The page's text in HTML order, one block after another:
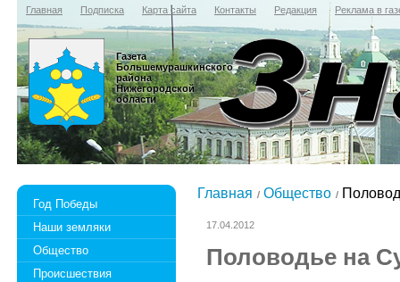
Главная Подписка Карта сайта Контакты Редакция Реклама в
Газета
Большемурашкинского
района
Нижегородской
области
Год Победы
Наши земляки
Общество
Происшествия
Главная Общество
17.04.2012
Половодье на